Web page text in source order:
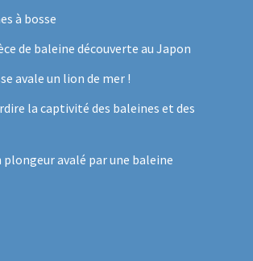
à bosse
de baleine découverte au Japon
avale un lion de mer !
la captivité des baleines et des
plongeur avalé par une baleine